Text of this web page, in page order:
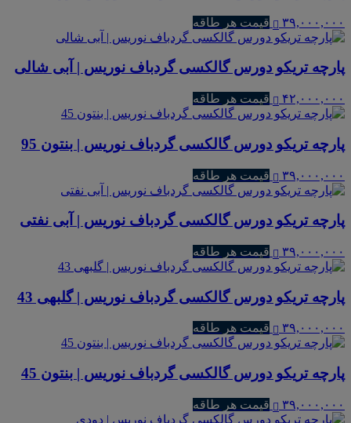
۳۹,۰۰۰,۰۰۰ قیمت هر طاقه
پارچه تریکو دورس گالکسی گردباف نوریس | آبی شالی
۴۲,۰۰۰,۰۰۰ قیمت هر طاقه
پارچه تریکو دورس گالکسی گردباف نوریس | بنتون 95
۳۹,۰۰۰,۰۰۰ قیمت هر طاقه
پارچه تریکو دورس گالکسی گردباف نوریس | آبی نفتی
۳۹,۰۰۰,۰۰۰ قیمت هر طاقه
پارچه تریکو دورس گالکسی گردباف نوریس | گلبهی 43
۳۹,۰۰۰,۰۰۰ قیمت هر طاقه
پارچه تریکو دورس گالکسی گردباف نوریس | بنتون 45
۳۹,۰۰۰,۰۰۰ قیمت هر طاقه